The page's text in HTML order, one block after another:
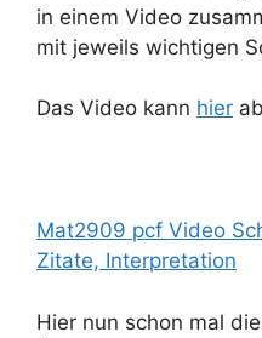
in einem Video
mit jeweils wichtigen
Das Video kann hier
Mat2909 pcf Video
Zitate, Interpretation
Hier nun schon mal